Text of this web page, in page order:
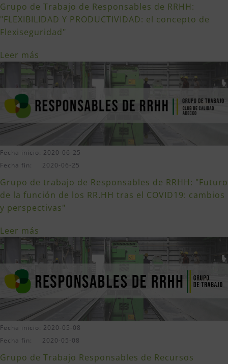
Grupo de Trabajo de Responsables de RRHH:
"FLEXIBILIDAD Y PRODUCTIVIDAD: el concepto de
Flexiseguridad"
Leer más
Fecha inicio: 2020-06-25
Fecha fin: 2020-06-25
Grupo de trabajo de Responsables de RRHH: "Futuro
de la función de los RR.HH tras el COVID19: cambios
y perspectivas"
Leer más
Fecha inicio: 2020-05-08
Fecha fin: 2020-05-08
Grupo de Trabajo Responsables de Recursos